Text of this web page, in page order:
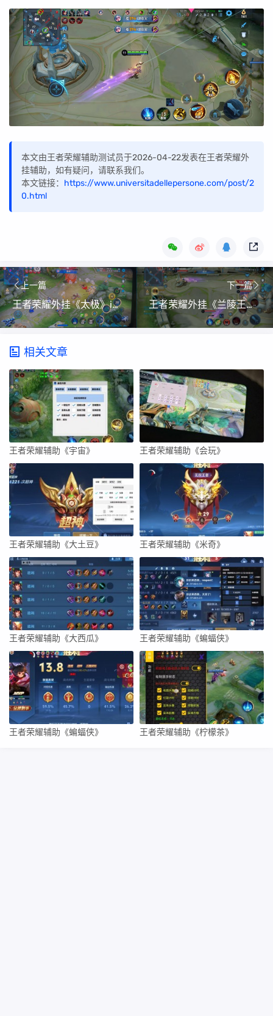
本文由王者荣耀辅助测试员于2026-04-22发表在王者荣耀外
挂辅助，如有疑问，请联系我们。
本文链接： https://www.universitadellepersone.com/post/2
0.html
上一篇
王者荣耀外挂《太极》iOS直装
下一篇
王者荣耀外挂《兰陵王》iOS直装
相关文章
王者荣耀辅助《宇宙》 王者荣耀辅助《会玩》
王者荣耀辅助《大土豆》 王者荣耀辅助《米奇》
王者荣耀辅助《大西瓜》 王者荣耀辅助《蝙蝠侠》
王者荣耀辅助《蝙蝠侠》 王者荣耀辅助《柠檬茶》